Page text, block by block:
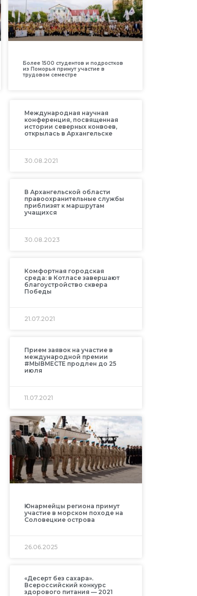
Более 1500 студентов и подростков
из Поморья примут участие в
трудовом семестре
Международная научная
конференция, посвященная
истории северных конвоев,
открылась в Архангельске
30.08.2021
В Архангельской области
правоохранительные службы
приблизят к маршрутам
учащихся
30.08.2023
Комфортная городская
среда: в Котласе завершают
благоустройство сквера
Победы
21.07.2021
Прием заявок на участие в
международной премии
#МЫВМЕСТЕ продлен до 25
июля
11.07.2021
Юнармейцы региона примут
участие в морском походе на
Соловецкие острова
26.06.2025
«Десерт без сахара».
Всероссийский конкурс
здорового питания — 2021